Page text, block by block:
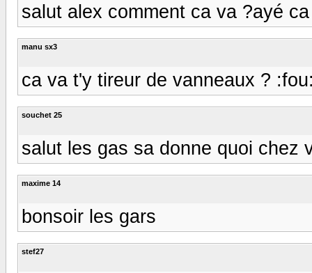
salut alex comment ca va ?ayé
manu sx3
ca va t'y tireur de vanneaux ?
souchet 25
salut les gas sa donne quoi chez
maxime 14
bonsoir les gars
stef27